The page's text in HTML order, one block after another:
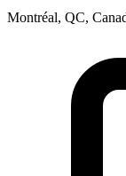
Montréal, QC,